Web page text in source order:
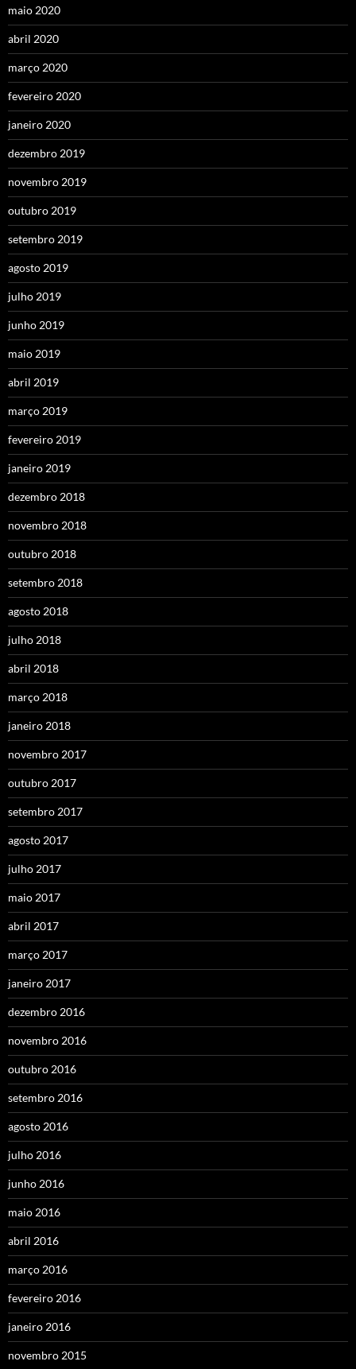
maio 2020
abril 2020
março 2020
fevereiro 2020
janeiro 2020
dezembro 2019
novembro 2019
outubro 2019
setembro 2019
agosto 2019
julho 2019
junho 2019
maio 2019
abril 2019
março 2019
fevereiro 2019
janeiro 2019
dezembro 2018
novembro 2018
outubro 2018
setembro 2018
agosto 2018
julho 2018
abril 2018
março 2018
janeiro 2018
novembro 2017
outubro 2017
setembro 2017
agosto 2017
julho 2017
maio 2017
abril 2017
março 2017
janeiro 2017
dezembro 2016
novembro 2016
outubro 2016
setembro 2016
agosto 2016
julho 2016
junho 2016
maio 2016
abril 2016
março 2016
fevereiro 2016
janeiro 2016
novembro 2015